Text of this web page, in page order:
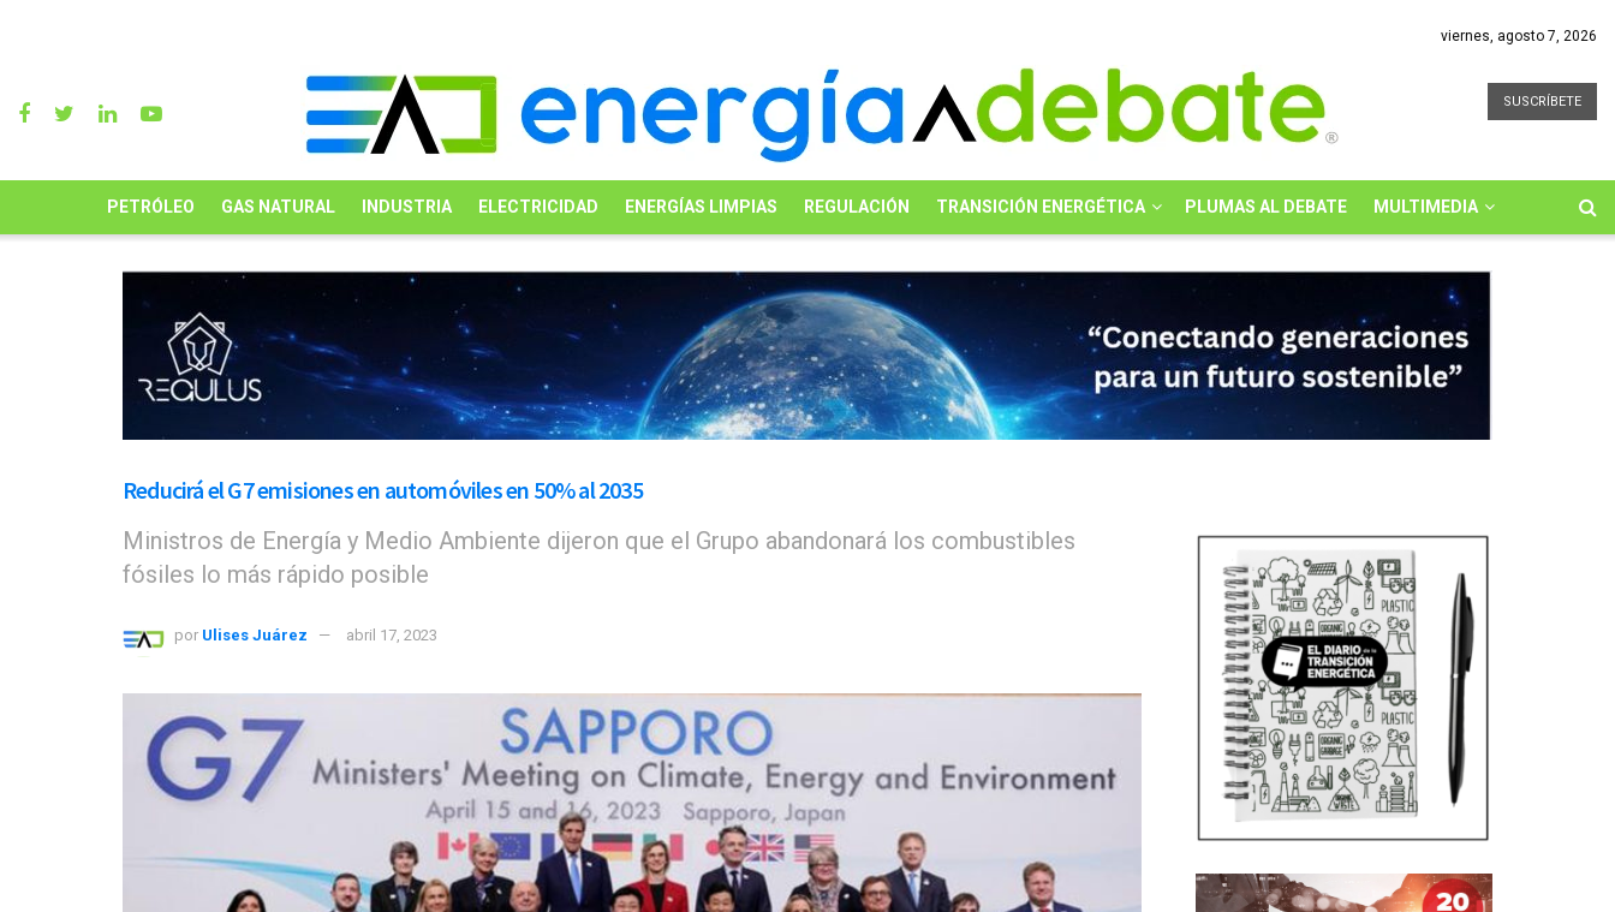
viernes, agosto 7, 2026
SUSCRÍBETE
PETRÓLEO GAS NATURAL INDUSTRIA ELECTRICIDAD ENERGÍAS LIMPIAS REGULACIÓN TRANSICIÓN ENERGÉTICA PLUMAS AL DEBATE MULTIMEDIA
Reducirá el G7 emisiones en automóviles en 50% al 2035
Ministros de Energía y Medio Ambiente dijeron que el Grupo abandonará los combustibles
fósiles lo más rápido posible
por Ulises Juárez abril 17, 2023